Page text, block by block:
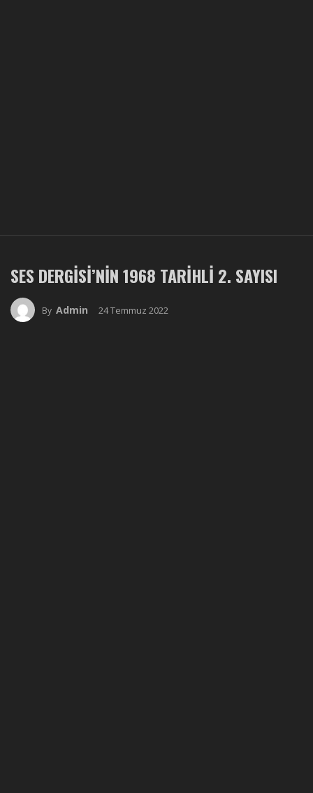
SES DERGISI’NIN 1968 TARIHLI 2. SAYISI
By Admin 24 Temmuz 2022